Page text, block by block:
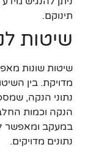
תינוקם.
שיטות
שיטות שונות
מדויקת. בין
נתוני הנקה,
הנקה וכמות
במעקב ומאפשר
נתונים מדויקים.